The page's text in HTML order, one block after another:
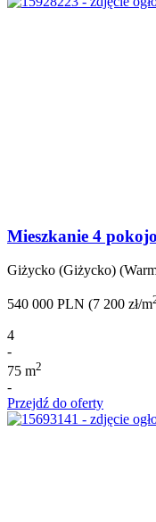
Mieszkanie 4
Giżycko (Giżycko)
540 000 PLN (7 200 zł/m
4
-
75 m2
-
Przejdź do oferty